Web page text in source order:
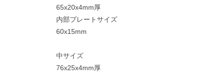
65x20x4mm厚
内部プレートサイズ
60x15mm
中サイズ
76x25x4mm厚